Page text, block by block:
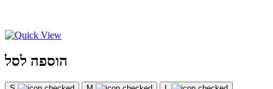
הוספה לסל